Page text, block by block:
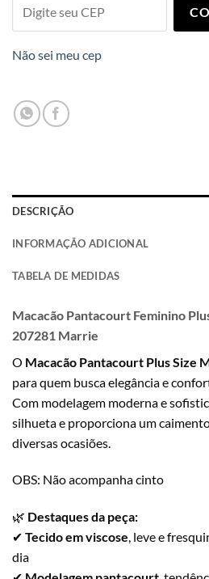
Não sei meu cep
DESCRIÇÃO
INFORMAÇÃO ADICIONAL
TABELA DE MEDIDAS
Macacão Pantacourt Feminino
207281 Marrie
O Macacão Pantacourt Plus Size
para quem busca elegância e
Com modelagem moderna e
silhueta e proporciona um
diversas ocasiões.
OBS: Não acompanha cinto
🌿 Destaques da peça:
✔ Tecido em viscose, leve e
dia